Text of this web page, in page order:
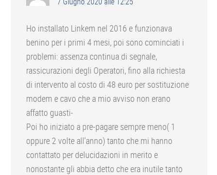
Ho installato Linkem nel 2016 e funzionava
benino per i primi 4 mesi, poi sono cominciati i
problemi: assenza continua di segnale,
rassicurazioni degli Operatori, fino alla richiesta
di intervento al costo di 48 euro per sostituzione
modem e cavo che a mio avviso non erano
affatto guasti-
Poi ho iniziato a pre-pagare sempre meno( 1
oppure 2 volte all’anno) tanto che mi hanno
contattato per delucidazioni in merito e
nonostante gli abbia detto che era inutile tanto